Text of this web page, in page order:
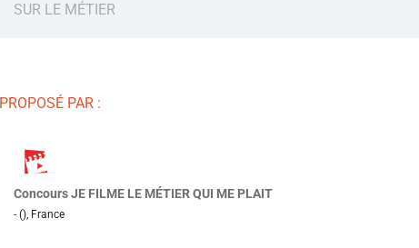
SUR LE MÉTIER
PROPOSÉ PAR :
Concours JE FILME LE MÉTIER QUI ME PLAIT
- (), France